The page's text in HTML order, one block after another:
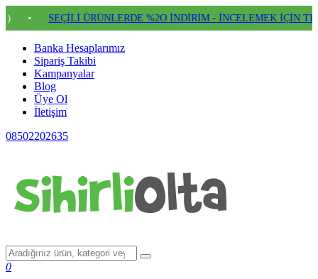
ÜRÜNLERDE %2O İNDİRİM - İNCELEMEK İÇİN TIKLAYIN
Banka Hesaplarımız
Sipariş Takibi
Kampanyalar
Blog
Üye Ol
İletişim
08502202635
0